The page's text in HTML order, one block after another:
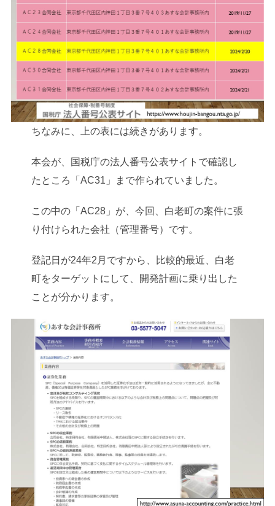
ちなみに、上の表には続きがあります。
本会が、国税庁の法人番号公表サイトで確認し
たところ「AC31」まで作られていました。
この中の「AC28」が、今回、白老町の案件に張
り付けられた会社（管理番号）です。
登記日が24年2月ですから、比較的最近、白老
町をターゲットにして、開発計画に乗り出した
ことが分かります。